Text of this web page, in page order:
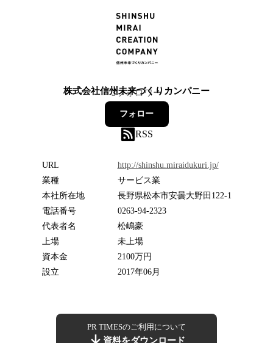
株式会社信州未来づくりカンパニー
3フォロワー
フォロー
RSS
URL
http://shinshu.miraidukuri.jp/
業種
サービス業
本社所在地
長野県松本市安曇大野田122-1
電話番号
0263-94-2323
代表者名
松嶋豪
上場
未上場
資本金
2100万円
設立
2017年06月
PR TIMESのご利用について
資料をダウンロード